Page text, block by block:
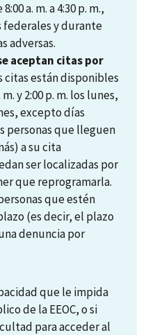
a. m. a 4:30 p. m.,
y durante
adversas.
aceptan citas por
citas están disponibles
m. y 2:00 p. m. los lunes,
excepto días
personas que lleguen
a su cita
ser localizadas por
que reprogramarla.
que estén
(es decir, el plazo
denuncia por
que le impida
de la EEOC, o si
para acceder al